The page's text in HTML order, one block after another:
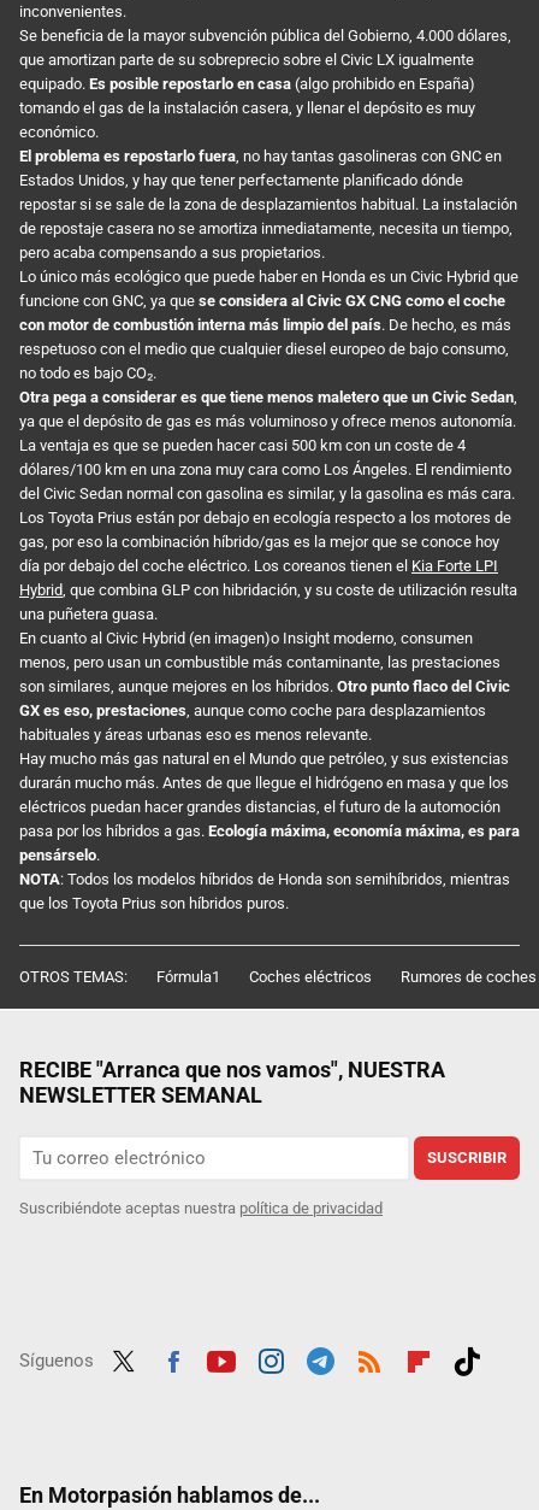
inconvenientes.
Se beneficia de la mayor subvención pública del Gobierno, 4.000 dólares,
que amortizan parte de su sobreprecio sobre el Civic LX igualmente
equipado. Es posible repostarlo en casa (algo prohibido en España)
tomando el gas de la instalación casera, y llenar el depósito es muy
económico.
El problema es repostarlo fuera , no hay tantas gasolineras con GNC en
Estados Unidos, y hay que tener perfectamente planificado dónde
repostar si se sale de la zona de desplazamientos habitual. La instalación
de repostaje casera no se amortiza inmediatamente, necesita un tiempo,
pero acaba compensando a sus propietarios.
Lo único más ecológico que puede haber en Honda es un Civic Hybrid que
funcione con GNC, ya que se considera al Civic GX CNG como el coche
con motor de combustión interna más limpio del país. De hecho, es más
respetuoso con el medio que cualquier diesel europeo de bajo consumo,
no todo es bajo CO₂.
Otra pega a considerar es que tiene menos maletero que un Civic Sedan
ya que el depósito de gas es más voluminoso y ofrece menos autonomía.
La ventaja es que se pueden hacer casi 500 km con un coste de 4
dólares/100 km en una zona muy cara como Los Ángeles. El rendimiento
del Civic Sedan normal con gasolina es similar, y la gasolina es más cara.
Los Toyota Prius están por debajo en ecología respecto a los motores de
gas, por eso la combinación híbrido/gas es la mejor que se conoce hoy
día por debajo del coche eléctrico. Los coreanos tienen el Kia Forte LPI
Hybrid , que combina GLP con hibridación, y su coste de utilización resulta
una puñetera guasa.
En cuanto al Civic Hybrid (en imagen)o Insight moderno, consumen
menos, pero usan un combustible más contaminante, las prestaciones
son similares, aunque mejores en los híbridos. Otro punto flaco del Civic
GX es eso, prestaciones , aunque como coche para desplazamientos
habituales y áreas urbanas eso es menos relevante.
Hay mucho más gas natural en el Mundo que petróleo, y sus existencias
durarán mucho más. Antes de que llegue el hidrógeno en masa y que los
eléctricos puedan hacer grandes distancias, el futuro de la automoción
pasa por los híbridos a gas. Ecología máxima, economía máxima, es para
pensárselo.
NOTA: Todos los modelos híbridos de Honda son semihíbridos, mientras
que los Toyota Prius son híbridos puros.
OTROS TEMAS: Fórmula1 Coches eléctricos Rumores de coches
RECIBE "Arranca que nos vamos", NUESTRA
NEWSLETTER SEMANAL
SUSCRIBIR
Suscribiéndote aceptas nuestra política de privacidad
Síguenos
En Motorpasión hablamos de...